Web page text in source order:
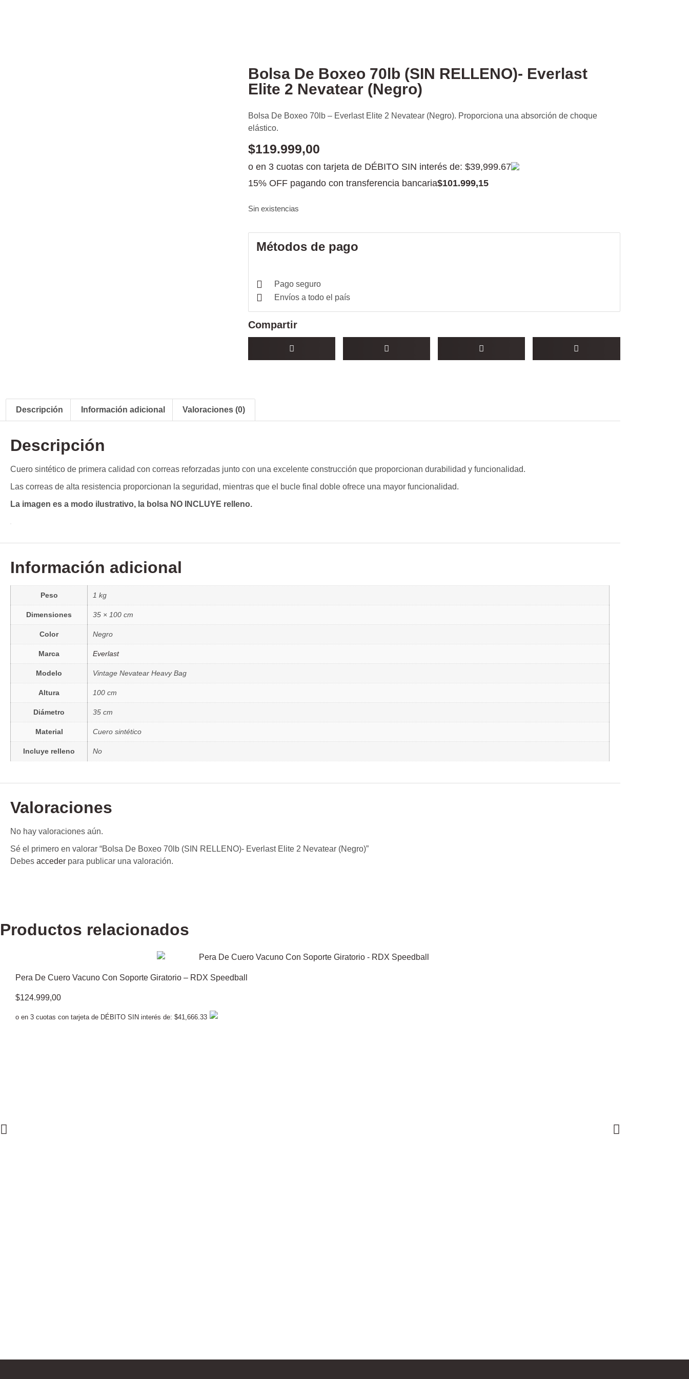
Bolsa De Boxeo 70lb (SIN RELLENO)- Everlast
Elite 2 Nevatear (Negro)
Bolsa De Boxeo 70lb – Everlast Elite 2 Nevatear (Negro). Proporciona una absorción de choque
elástico.
$119.999,00
o en 3 cuotas con tarjeta de DÉBITO SIN interés de: $39,999.67
15% OFF pagando con transferencia bancaria$101.999,15
Sin existencias
Métodos de pago
Pago seguro
Envíos a todo el país
Compartir
Descripción Información adicional Valoraciones (0)
Descripción
Cuero sintético de primera calidad con correas reforzadas junto con una excelente construcción que proporcionan durabilidad y funcionalidad.
Las correas de alta resistencia proporcionan la seguridad, mientras que el bucle final doble ofrece una mayor funcionalidad.
La imagen es a modo ilustrativo, la bolsa NO INCLUYE relleno.
Información adicional
Peso 1 kg
Dimensiones 35 × 100 cm
Color Negro
Marca Everlast
Modelo Vintage Nevatear Heavy Bag
Altura 100 cm
Diámetro 35 cm
Material Cuero sintético
Incluye relleno No
Valoraciones
No hay valoraciones aún.
Sé el primero en valorar “Bolsa De Boxeo 70lb (SIN RELLENO)- Everlast Elite 2 Nevatear (Negro)”
Debes acceder para publicar una valoración.
Productos relacionados
Pera De Cuero Vacuno Con Soporte Giratorio – RDX Speedball
$124.999,00
o en 3 cuotas con tarjeta de DÉBITO SIN interés de: $41,666.33